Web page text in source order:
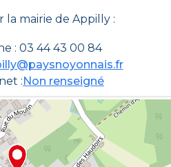
la mairie de Appilly:
: 03 44 43 00 84
:Non renseigné